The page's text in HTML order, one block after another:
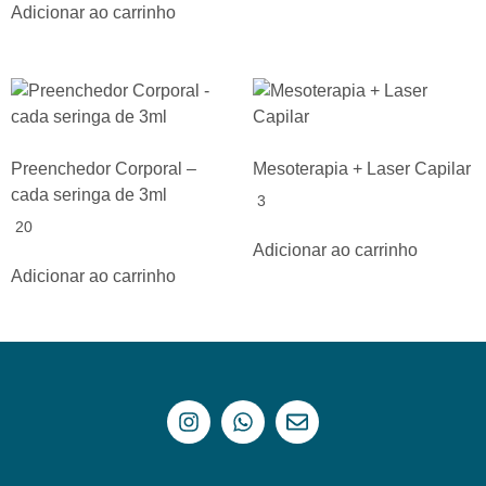
Adicionar ao carrinho
Preenchedor Corporal –
cada seringa de 3ml
20
Adicionar ao carrinho
Mesoterapia + Laser Capilar
3
Adicionar ao carrinho